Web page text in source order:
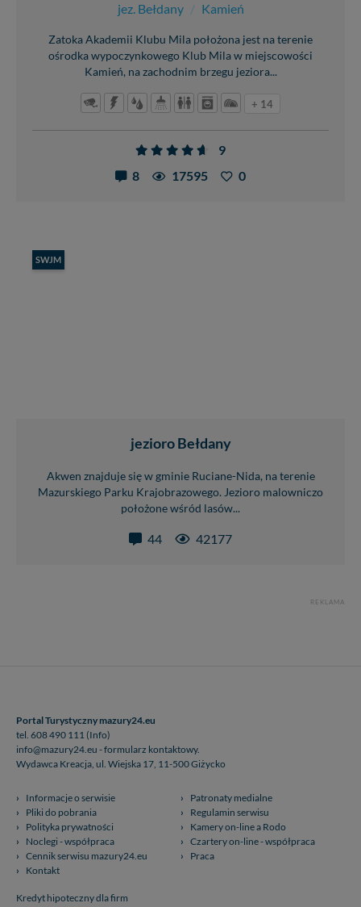
jez. Bełdany / Kamień
Zatoka Akademii Klubu Mila położona jest na terenie
ośrodka wypoczynkowego Klub Mila w miejscowości
Kamień, na zachodnim brzegu jeziora...
+ 14
9
8
17595 0
SWJM
jezioro Bełdany
Akwen znajduje się w gminie Ruciane-Nida, na terenie
Mazurskiego Parku Krajobrazowego. Jezioro malowniczo
położone wśród lasów...
44 42177
REKLAMA
Portal Turystyczny mazury24.eu
tel. 608 490 111 (Info)
info@mazury24.eu - formularz kontaktowy.
Wydawca Kreacja, ul. Wiejska 17, 11-500 Giżycko
Informacje o serwisie
Patronaty medialne
Pliki do pobrania
Regulamin serwisu
Polityka prywatności
Kamery on-line a Rodo
Noclegi - współpraca
Czartery on-line - współpraca
Cennik serwisu mazury24.eu
Praca
Kontakt
Kredyt hipoteczny dla firm